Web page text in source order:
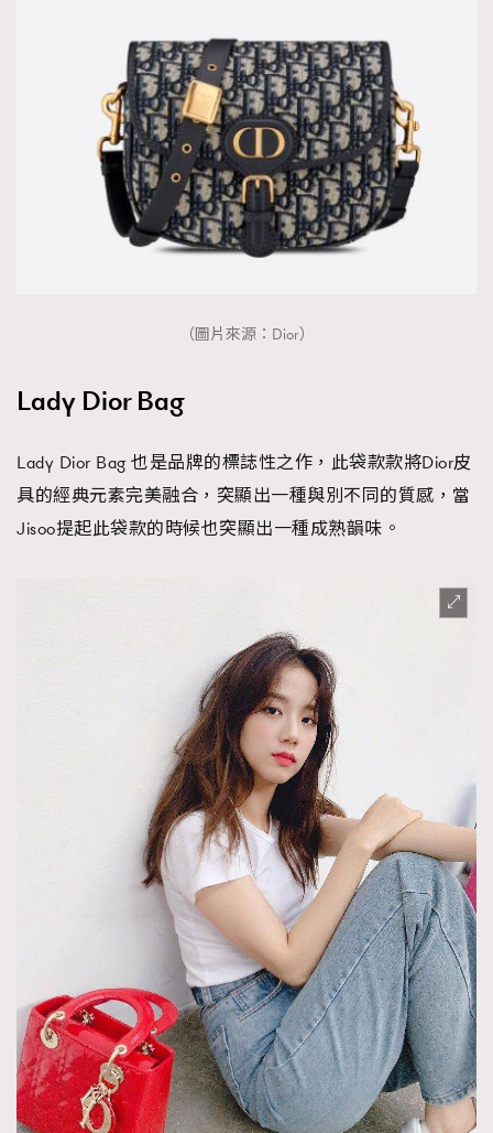
（圖片來源：Dior）
Lady Dior Bag
Lady Dior Bag 也是品牌的標誌性之作，此袋款款將Dior皮
具的經典元素完美融合，突顯出一種與別不同的質感，當
Jisoo提起此袋款的時候也突顯出一種成熟韻味。